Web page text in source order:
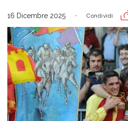
16 Dicembre 2025 Condividi